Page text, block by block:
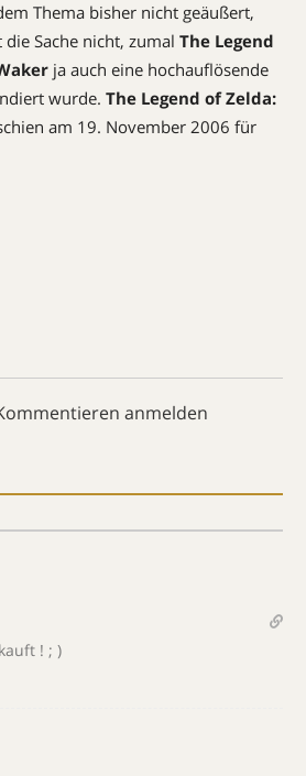
Thema bisher nicht geäußert,
Sache nicht, zumal The Legend
ja auch eine hochauflösende
wurde. The Legend of Zelda:
am 19. November 2006 für
anmelden
! ; )